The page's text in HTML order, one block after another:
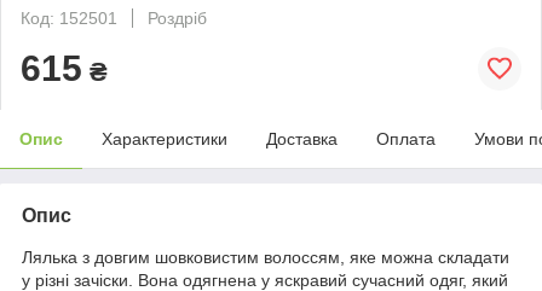
Код: 152501
Роздріб
615 ₴
Опис Характеристики Доставка Оплата Умови
Опис
Лялька з довгим шовковистим волоссям, яке можна складати
у різні зачіски. Вона одягнена у яскравий сучасний одяг, який